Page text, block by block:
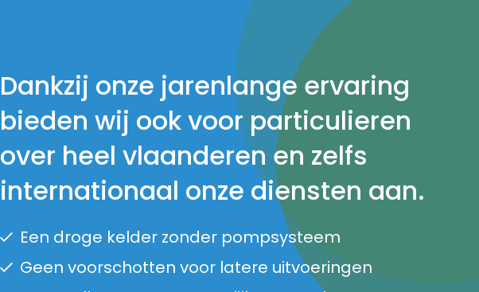
Dankzij onze jarenlange ervaring
bieden wij ook voor particulieren
over heel vlaanderen en zelfs
internationaal onze diensten aan.
Een droge kelder zonder pompsysteem
Geen voorschotten voor latere uitvoeringen